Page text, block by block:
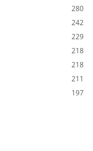
280
242
229
218
218
211
197